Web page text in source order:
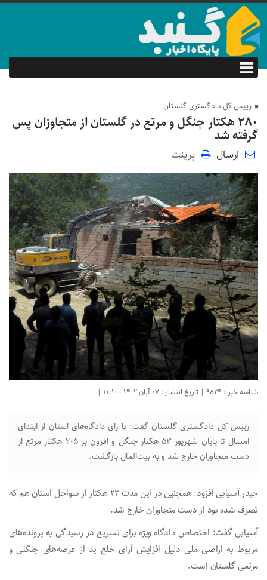
رییس کل دادگستری گلستان
۲۸۰ هکتار جنگل و مرتع در گلستان از متجاوزان پس
گرفته شد
ارسال پرینت
شناسه خبر : 9824 | تاریخ انتشار : 07 آبان 1402 - 11:10 |
رییس کل دادگستری گلستان گفت: با رای دادگاه‌های استان از ابتدای
امسال تا پایان شهریور ۵۳ هکتار جنگل و افزون بر ۲۰۵ هکتار مرتع از
دست متجاوزان خارج شد و به بیت‌المال بازگشت.
حیدر آسیابی افزود: همچنین در این مدت ۲۲ هکتار از سواحل استان هم که
تصرف شده بود از دست متجاوزان خارج شد.
آسیابی گفت: اختصاص دادگاه‌ ویژه برای تسریع در رسیدگی به پرونده‌های
مربوط به اراضی ملی دلیل افزایش آرای خلع ید از عرصه‌های جنگلی و
مرتعی گلستان است.